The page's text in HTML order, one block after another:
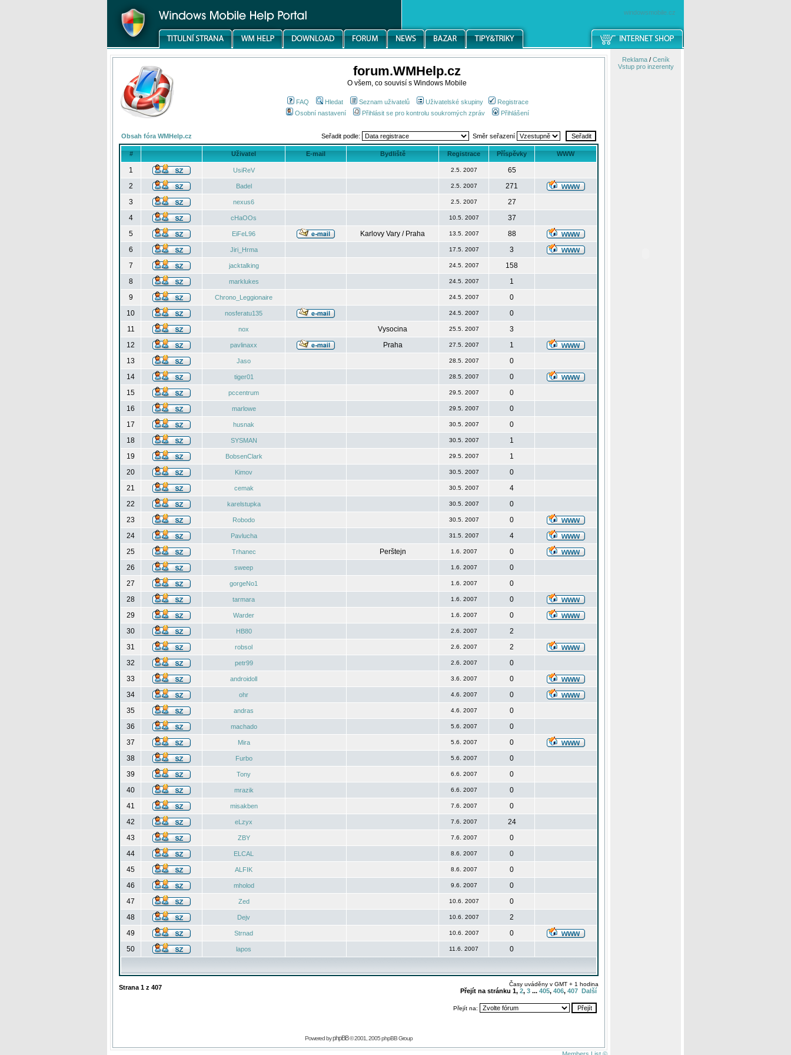
windowsmobile.cz
forum.WMHelp.cz
O všem, co souvisí s Windows Mobile
FAQ Hledat Seznam uživatelů Uživatelské skupiny
Registrace
Osobní nastavení
Přihlásit se pro kontrolu soukromých zpráv Přihlášení
Obsah fóra WMHelp.cz Seřadit podle: Směr seřazení
# Uživatel E-mail Bydliště Registrace Příspěvky WWW
1 UsiReV 2.5. 2007
65
2
Badel 2.5. 2007
271
3
nexus6 2.5. 2007
27
4
cHaOOs 10.5. 2007
37
5
EiFeL96 Karlovy Vary / Praha 13.5. 2007
88
6
Jiri_Hrma 17.5. 2007
3
7
jacktalking 24.5. 2007
158
8
marklukes 24.5. 2007
1
9
Chrono_Leggionaire 24.5. 2007
0
10
nosferatu135 24.5. 2007
0
11
nox Vysocina 25.5. 2007
3
12
pavlinaxx Praha 27.5. 2007
1
13
Jaso 28.5. 2007
0
14
tiger01 28.5. 2007
0
15
pccentrum 29.5. 2007
0
16
marlowe 29.5. 2007
0
17
husnak 30.5. 2007
0
18
SYSMAN 30.5. 2007
1
19
BobsenClark 29.5. 2007
1
20
Kimov 30.5. 2007
0
21
cemak 30.5. 2007
4
22
karelstupka 30.5. 2007
0
23
Robodo 30.5. 2007
0
24
Pavlucha 31.5. 2007
4
25
Trhanec Perštejn 1.6. 2007
0
26
sweep 1.6. 2007
0
27
gorgeNo1 1.6. 2007
0
28
tarmara 1.6. 2007
0
29
Warder 1.6. 2007
0
30
HB80 2.6. 2007
2
31
robsol 2.6. 2007
2
32
petr99 2.6. 2007
0
33
androidoll 3.6. 2007
0
34
ohr 4.6. 2007
0
35
andras 4.6. 2007
0
36
machado 5.6. 2007
0
37
Mira 5.6. 2007
0
38
Furbo 5.6. 2007
0
39
Tony 6.6. 2007
0
40
mrazik 6.6. 2007
0
41
misakben 7.6. 2007
0
42
eLzyx 7.6. 2007
24
43
ZBY 7.6. 2007
0
44
ELCAL 8.6. 2007
0
45
ALFIK 8.6. 2007
0
46
mholod 9.6. 2007
0
47
Zed 10.6. 2007
0
48
Dejv 10.6. 2007
2
49
Strnad 10.6. 2007
0
50
lapos 11.6. 2007 0
Strana 1 z 407 Časy uváděny v GMT + 1 hodina
Přejít na stránku 1, 2, 3 ... 405, 406, 407 Další
Přejít na:
Powered byphpBB© 2001, 2005 phpBB Group
Reklama/ Ceník
Vstup pro inzerenty